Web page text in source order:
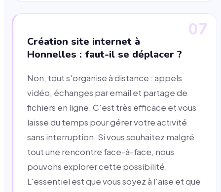
07
Création site internet à
Honnelles : faut-il se déplacer ?
Non, tout s'organise à distance : appels
vidéo, échanges par email et partage de
fichiers en ligne. C'est très efficace et vous
laisse du temps pour gérer votre activité
sans interruption. Si vous souhaitez malgré
tout une rencontre face-à-face, nous
pouvons explorer cette possibilité.
L'essentiel est que vous soyez à l'aise et que